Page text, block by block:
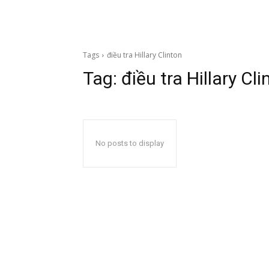
Tags điều tra Hillary Clinton
Tag: điều tra Hillary
No posts to display